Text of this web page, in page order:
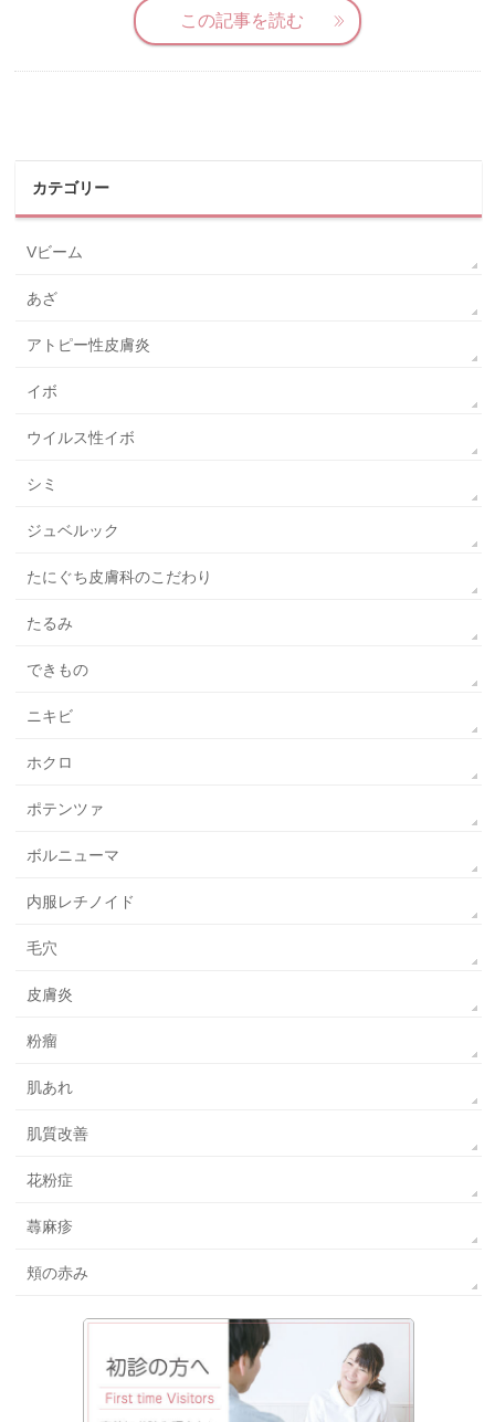
この記事を読む
カテゴリー
Vビーム
あざ
アトピー性皮膚炎
イボ
ウイルス性イボ
シミ
ジュベルック
たにぐち皮膚科のこだわり
たるみ
できもの
ニキビ
ホクロ
ポテンツァ
ボルニューマ
内服レチノイド
毛穴
皮膚炎
粉瘤
肌あれ
肌質改善
花粉症
蕁麻疹
頬の赤み